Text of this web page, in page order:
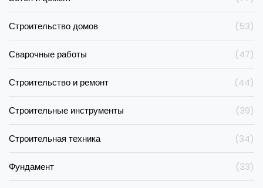
Строительство домов (53)
Сварочные работы (47)
Строительство и ремонт (44)
Строительные инструменты (39)
Строительная техника (34)
Фундамент (33)